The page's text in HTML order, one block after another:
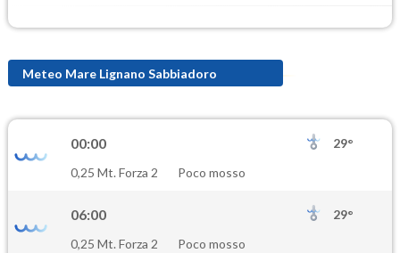
Meteo Mare Lignano Sabbiadoro
00:00
29°
0,25 Mt. Forza 2
Poco mosso
06:00
29°
0,25 Mt. Forza 2
Poco mosso